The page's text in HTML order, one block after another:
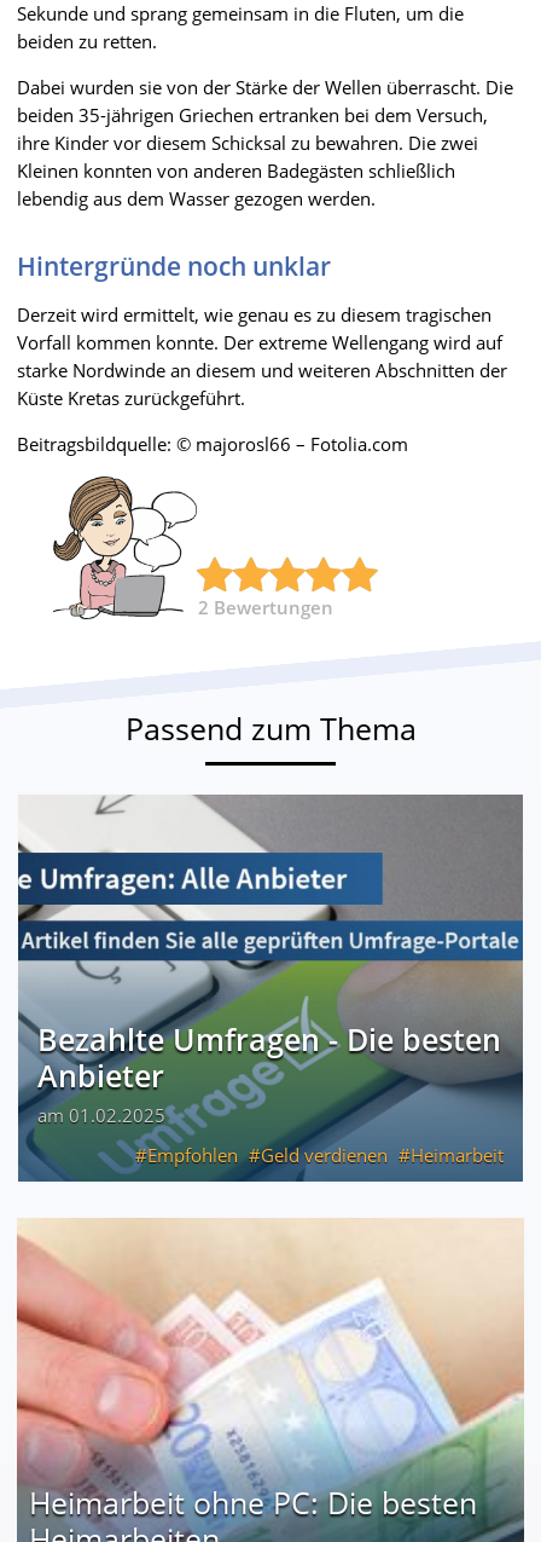
Sekunde und sprang gemeinsam in die Fluten, um die
beiden zu retten.
Dabei wurden sie von der Stärke der Wellen überrascht. Die
beiden 35-jährigen Griechen ertranken bei dem Versuch,
ihre Kinder vor diesem Schicksal zu bewahren. Die zwei
Kleinen konnten von anderen Badegästen schließlich
lebendig aus dem Wasser gezogen werden.
Hintergründe noch unklar
Derzeit wird ermittelt, wie genau es zu diesem tragischen
Vorfall kommen konnte. Der extreme Wellengang wird auf
starke Nordwinde an diesem und weiteren Abschnitten der
Küste Kretas zurückgeführt.
Beitragsbildquelle: © majorosl66 – Fotolia.com
2 Bewertungen
Passend zum Thema
Bezahlte Umfragen - Die besten
Anbieter
am 01.02.2025
Empfohlen
Geld verdienen Heimarbeit
Heimarbeit ohne PC: Die besten